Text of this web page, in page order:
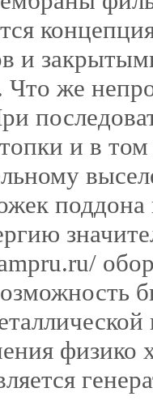
и
Что же
и в
поддона